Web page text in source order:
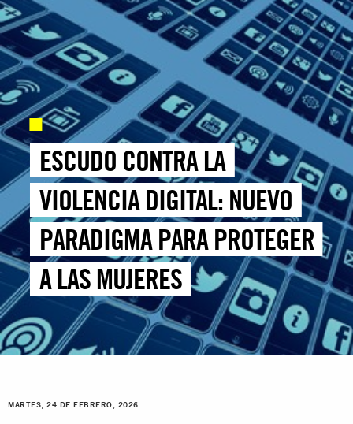
ESCUDO CONTRA LA
VIOLENCIA DIGITAL: NUEVO
PARADIGMA PARA PROTEGER
A LAS MUJERES
MARTES, 24 DE FEBRERO, 2026